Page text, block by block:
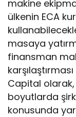
makine
ülkenin ECA
masaya
finansman
Capital olarak,
boyutlarda
konusunda